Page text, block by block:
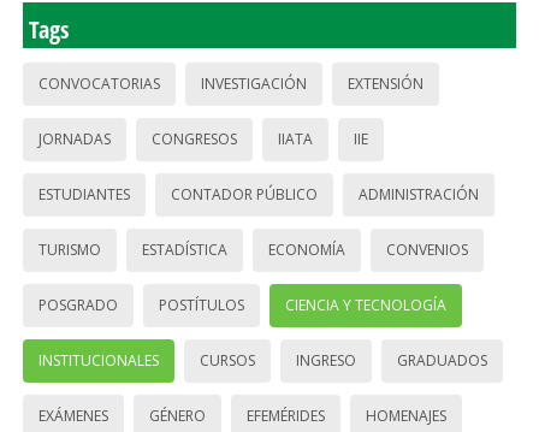
Tags
CONVOCATORIAS INVESTIGACIÓN EXTENSIÓN
JORNADAS CONGRESOS IIATA IIE
ESTUDIANTES CONTADOR PÚBLICO ADMINISTRACIÓN
TURISMO ESTADÍSTICA ECONOMÍA CONVENIOS
POSGRADO POSTÍTULOS CIENCIA Y TECNOLOGÍA
INSTITUCIONALES CURSOS INGRESO GRADUADOS
EXÁMENES GÉNERO EFEMÉRIDES HOMENAJES